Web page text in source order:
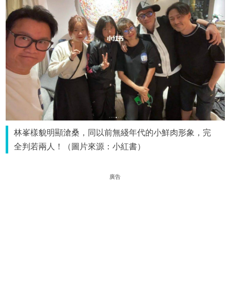
林峯樣貌明顯滄桑，同以前無綫年代的小鮮肉形象，完
全判若兩人！（圖片來源：小紅書）
廣告